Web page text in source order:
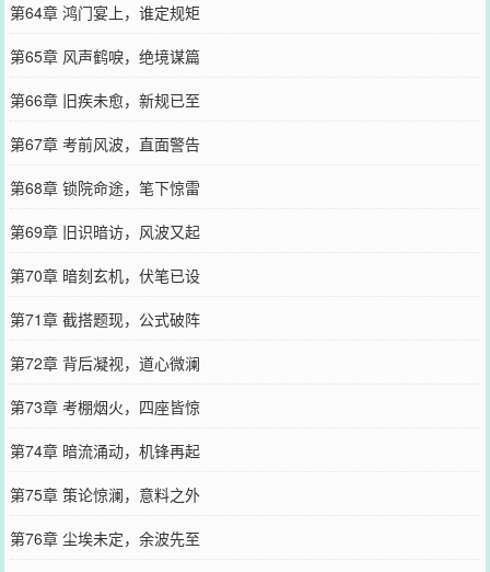
第64章 鸿门宴上，谁定规矩
第65章 风声鹤唳，绝境谋篇
第66章 旧疾未愈，新规已至
第67章 考前风波，直面警告
第68章 锁院命途，笔下惊雷
第69章 旧识暗访，风波又起
第70章 暗刻玄机，伏笔已设
第71章 截搭题现，公式破阵
第72章 背后凝视，道心微澜
第73章 考棚烟火，四座皆惊
第74章 暗流涌动，机锋再起
第75章 策论惊澜，意料之外
第76章 尘埃未定，余波先至